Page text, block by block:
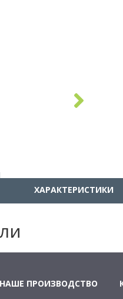
ХАРАКТЕРИСТИКИ
НАШЕ ПРОИЗВОДСТВО